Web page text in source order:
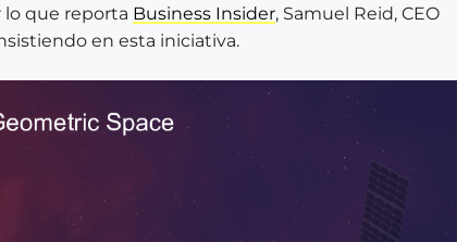
lo que reporta Business Insider, Samuel Reid, CEO
en esta iniciativa.